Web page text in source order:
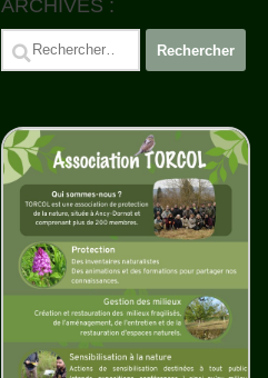
ARCHIVES :
Rechercher :